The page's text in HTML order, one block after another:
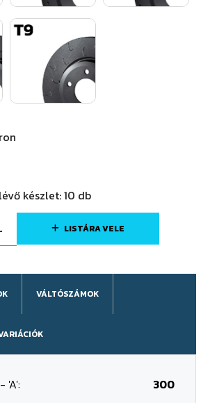
lévő készlet:10 db
LISTÁRA VELE
VÁLTÓSZÁMOK
'A':
300